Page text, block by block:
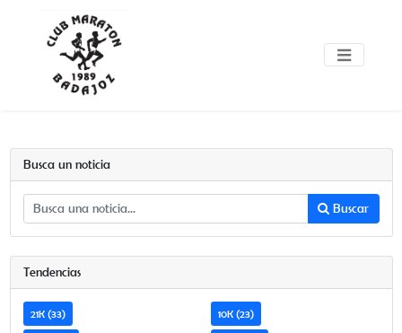
Busca un noticia
Buscar
Tendencias
21K (33) 10K (23)